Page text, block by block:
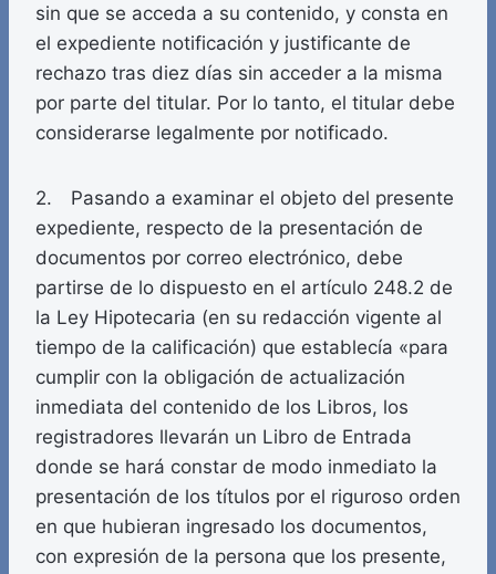
sin que se acceda a su contenido, y consta en
el expediente notificación y justificante de
rechazo tras diez días sin acceder a la misma
por parte del titular. Por lo tanto, el titular debe
considerarse legalmente por notificado.
2. Pasando a examinar el objeto del presente
expediente, respecto de la presentación de
documentos por correo electrónico, debe
partirse de lo dispuesto en el artículo 248.2 de
la Ley Hipotecaria (en su redacción vigente al
tiempo de la calificación) que establecía «para
cumplir con la obligación de actualización
inmediata del contenido de los Libros, los
registradores llevarán un Libro de Entrada
donde se hará constar de modo inmediato la
presentación de los títulos por el riguroso orden
en que hubieran ingresado los documentos,
con expresión de la persona que los presente,